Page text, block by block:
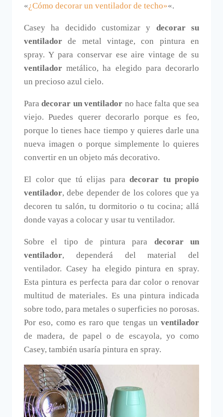
«¿Cómo decorar un ventilador de techo»«.
Casey ha decidido customizar y decorar su
ventilador de metal vintage, con pintura en
spray. Y para conservar ese aire vintage de su
ventilador metálico, ha elegido para decorarlo
un precioso azul cielo.
Paradecorar un ventilador no hace falta que sea
viejo. Puedes querer decorarlo porque es feo,
porque lo tienes hace tiempo y quieres darle una
nueva imagen o porque simplemente lo quieres
convertir en un objeto más decorativo.
El color que tú elijas para decorar tu propio
ventilador, debe depender de los colores que ya
decoren tu salón, tu dormitorio o tu cocina; allá
donde vayas a colocar y usar tu ventilador.
Sobre el tipo de pintura para decorar un
ventilador, dependerá del material del
ventilador. Casey ha elegido pintura en spray.
Esta pintura es perfecta para dar color o renovar
multitud de materiales. Es una pintura indicada
sobre todo, para metales o superficies no porosas.
Por eso, como es raro que tengas un ventilador
de madera, de papel o de escayola, yo como
Casey, también usaría pintura en spray.